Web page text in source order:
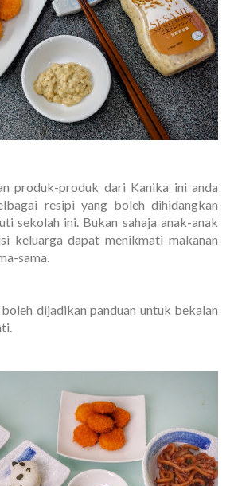
produk-produk dari Kanika ini anda
resipi yang boleh dihidangkan
sekolah ini. Bukan sahaja anak-anak
keluarga dapat menikmati makanan
sama.
dijadikan panduan untuk bekalan